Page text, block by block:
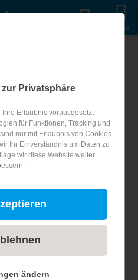
Menu
Blog
Weltwassertag
Portal
um den 22. März 2026
zur Privatsphäre
Erlaubnis vorausgesetzt -
für Funktionen, Tracking und
nur mit Erlaubnis von Cookies
Ihr Einverständnis um Daten zu
wir diese Website weiter
ändern